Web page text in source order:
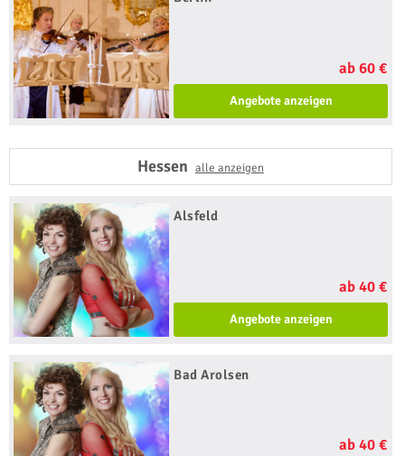
ab 60 €
Angebote anzeigen
Hessen alle anzeigen
Alsfeld
ab 40 €
Angebote anzeigen
Bad Arolsen
ab 40 €